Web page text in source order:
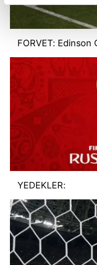
reklamların
kalemimiz olduğunu
Her halükârda,
gösterilmeyecektir."
Sizlere daha iyi bir
Sitemizde kendimize ve
kullanılmaktadır. Bu
verileriniz işlenmekte
toplumu hizmetlerinin
kullanılmaktadır. Diğer
kılınması ve
sınırlı olarak açık
Çerezlere ilişkin
vasıtasıyla
için Ayarlar butonuna
Metnimizi
ziyaret
FORVET: Edinson
YEDEKLER: